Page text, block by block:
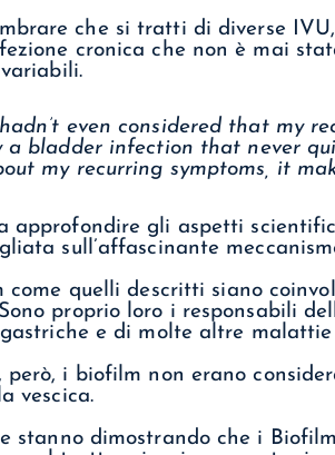
che si tratti di diverse
cronica che non è mai
hadn’t even considered that my
a bladder infection that never
my recurring symptoms, it
approfondire gli aspetti
sull’affascinante
come quelli descritti siano
proprio loro i responsabili
e di molte altre malattie
però, i biofilm non erano
vescica.
stanno dimostrando che i